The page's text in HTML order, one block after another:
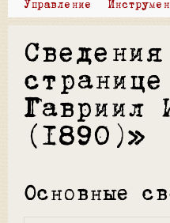
Управление
Гавриил
(1890)»
Основные